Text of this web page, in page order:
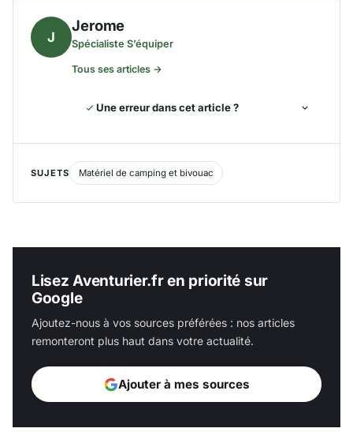
J
Jerome
Spécialiste S’équiper
Tous ses articles →
Une erreur dans cet article ?
SUJETS Matériel de camping et bivouac
Lisez Aventurier.fr en priorité sur
Google
Ajoutez-nous à vos sources préférées : nos articles
remonteront plus haut dans votre actualité.
Ajouter à mes sources